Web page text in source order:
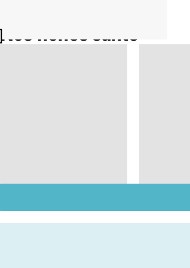
Nos fiches santé
mieux comprendre
Tout